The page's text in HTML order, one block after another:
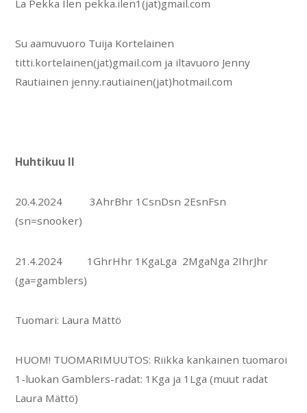
La Pekka Ilen pekka.ilen1(jat)gmail.com
Su aamuvuoro Tuija Kortelainen
titti.kortelainen(jat)gmail.com ja iltavuoro Jenny
Rautiainen jenny.rautiainen(jat)hotmail.com
Huhtikuu II
20.4.2024 3AhrBhr 1CsnDsn 2EsnFsn
(sn=snooker)
21.4.2024 1GhrHhr 1KgaLga 2MgaNga 2IhrJhr
(ga=gamblers)
Tuomari: Laura Mättö
HUOM! TUOMARIMUUTOS: Riikka kankainen tuomaroi
1-luokan Gamblers-radat: 1Kga ja 1Lga (muut radat
Laura Mättö)